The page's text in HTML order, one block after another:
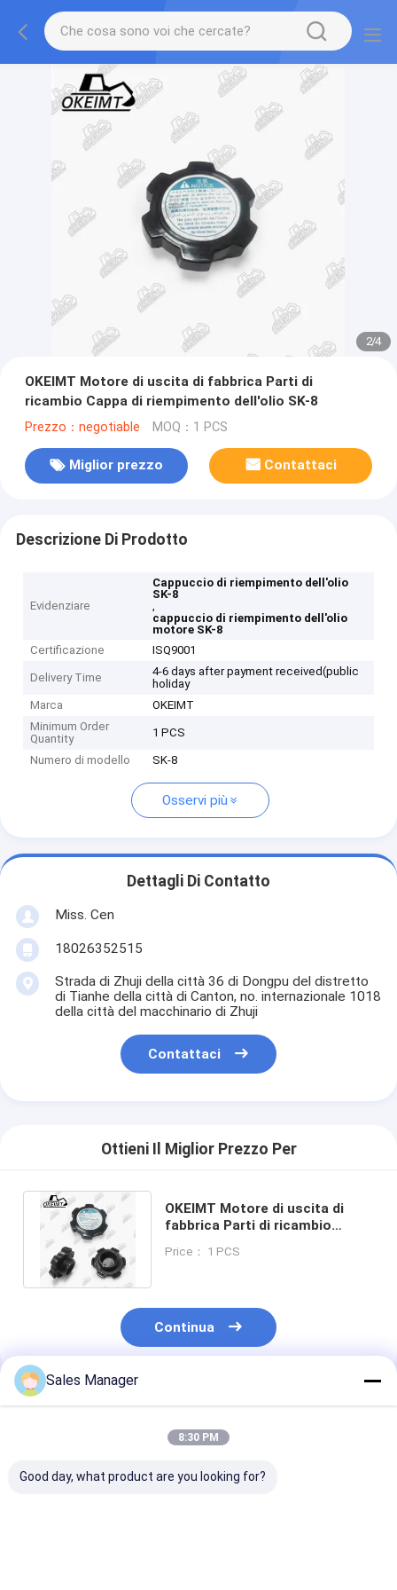
2/4
OKEIMT Motore di uscita di fabbrica Parti di
ricambio Cappa di riempimento dell'olio SK-8
Prezzo：negotiable MOQ：1 PCS
Miglior prezzo Contattaci
Descrizione Di Prodotto
Evidenziare
Cappuccio di riempimento dell'olio
SK-8
,
cappuccio di riempimento dell'olio
motore SK-8
Certificazione
ISQ9001
Delivery Time
4-6 days after payment received(public
holiday
Marca
OKEIMT
Minimum Order
Quantity
1 PCS
Numero di modello SK-8
Osservi più
Dettagli Di Contatto
Miss. Cen
18026352515
Strada di Zhuji della città 36 di Dongpu del distretto
di Tianhe della città di Canton, no. internazionale 1018
della città del macchinario di Zhuji
Contattaci
Ottieni Il Miglior Prezzo Per
OKEIMT Motore di uscita di
fabbrica Parti di ricambio
SK-8
Price： 1 PCS
Continua
Prodotti Raccomandati
Sales Manager
8:30 PM
Good day, what product are you looking for?